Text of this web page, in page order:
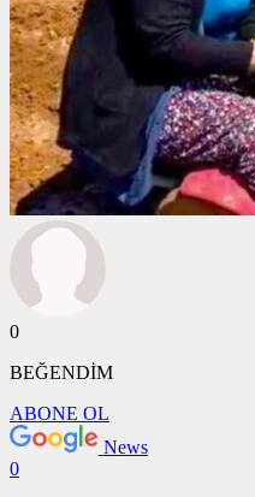
0
BEĞENDİM
ABONE OL
News
0